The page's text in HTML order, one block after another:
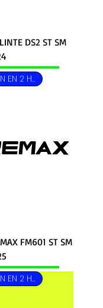
DS2 ST SM
DISPONIBLE EN LEON EN 2 HRS
FM601 ST SM
DISPONIBLE EN LEON EN 2 HRS